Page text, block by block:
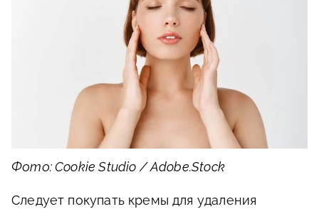
Фото: Cookie Studio / Adobe.Stock
Следует покупать кремы для удаления